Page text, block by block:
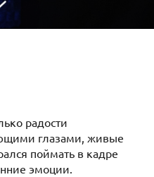
радости
глазами, живые
поймать в кадре
эмоции.